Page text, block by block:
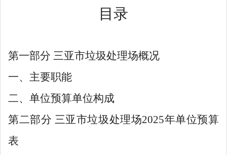
目录
第一部分 三亚市垃圾处理场概况
一、主要职能
二、单位预算单位构成
第二部分 三亚市垃圾处理场2025年单位预算
表